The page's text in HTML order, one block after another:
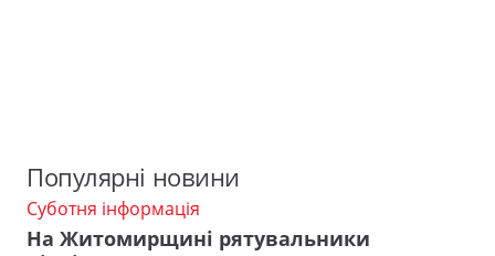
Популярні новини
Суботня інформація
На Житомирщині рятувальники